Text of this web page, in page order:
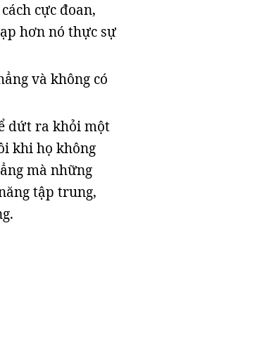
cực đoan,
hơn nó thực sự
và không có
dứt ra khỏi một
khi họ không
mà những
tập trung,